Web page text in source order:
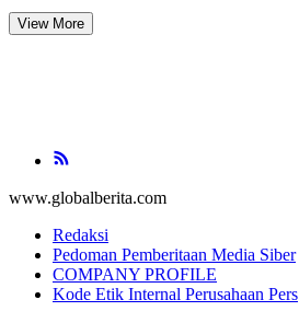
View More
www.globalberita.com
Redaksi
Pedoman Pemberitaan Media Siber
COMPANY PROFILE
Kode Etik Internal Perusahaan Pers